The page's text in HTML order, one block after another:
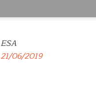
ESA
21/06/2019